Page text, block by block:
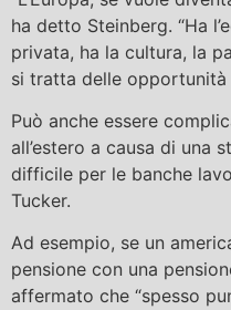
ha detto Steinberg. “Ha
privata, ha la cultura, la
si tratta delle opportunità
Può anche essere
all’estero a causa di una
difficile per le banche
Tucker.
Ad esempio, se un
pensione con una
affermato che “spesso